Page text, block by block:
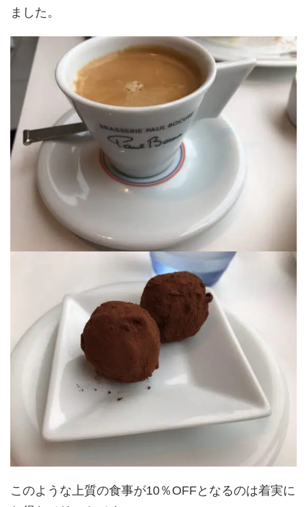
ました。
このような上質の食事が10％OFFとなるのは着実に